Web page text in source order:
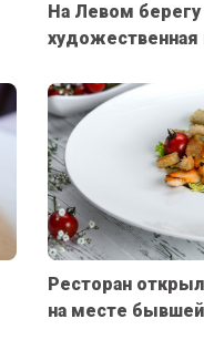
На Левом
художественная
Ресторан
на месте